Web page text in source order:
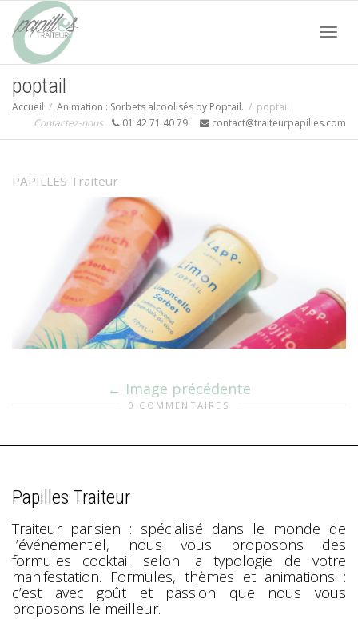
poptail
Accueil Animation : Sorbets alcoolisés by Poptail.
poptail
Contactez-nous
01 42 71 40 79 contact@traiteurpapilles.com
PAPILLES Traiteur
Image précédente
0 COMMENTAIRES
Papilles Traiteur
Traiteur parisien : spécialisé dans le monde de
l’événementiel, nous vous proposons des
formules cocktail selon la typologie de votre
manifestation. Formules, thèmes et animations :
c’est avec goût et passion que nous vous
proposons le meilleur.